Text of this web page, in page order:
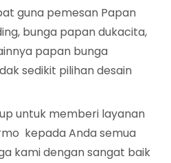
guna pemesan Papan
bunga papan dukacita,
papan bunga
sedikit pilihan desain
untuk memberi layanan
kepada Anda semua
kami dengan sangat baik